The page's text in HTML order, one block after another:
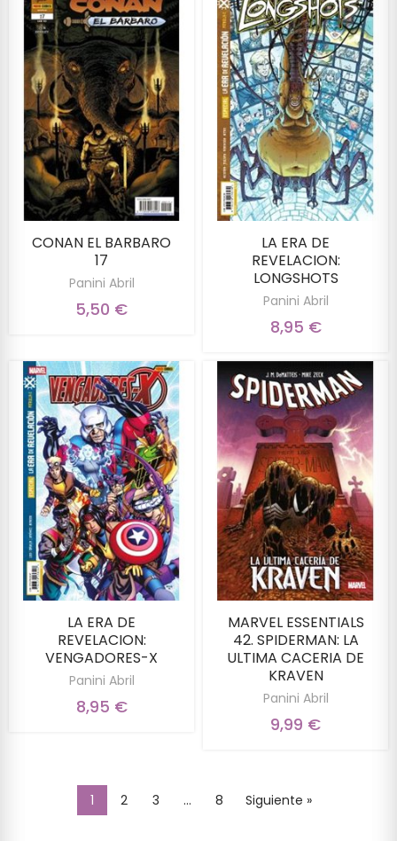
CONAN EL BARBARO
17
Panini Abril
5,50 €
LA ERA DE
REVELACION:
LONGSHOTS
Panini Abril
8,95 €
LA ERA DE
REVELACION:
VENGADORES-X
Panini Abril
8,95 €
MARVEL ESSENTIALS
42. SPIDERMAN: LA
ULTIMA CACERIA DE
KRAVEN
Panini Abril
9,99 €
1 2 3 … 8 Siguiente »